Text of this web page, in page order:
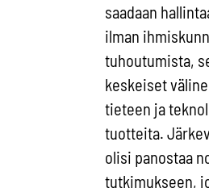
saadaan
ilman
tuhoutumista,
keskeiset
tieteen ja
tuotteita.
olisi panostaa
tutkimukseen,